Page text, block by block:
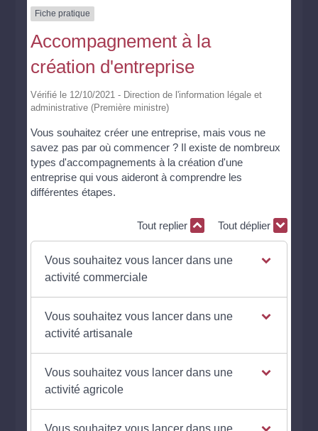
Fiche pratique
Accompagnement à la
création d'entreprise
Vérifié le 12/10/2021 - Direction de l'information légale et
administrative (Première ministre)
Vous souhaitez créer une entreprise, mais vous ne
savez pas par où commencer ? Il existe de nombreux
types d'accompagnements à la création d'une
entreprise qui vous aideront à comprendre les
différentes étapes.
Tout replier Tout déplier
Vous souhaitez vous lancer dans une
activité commerciale
Vous souhaitez vous lancer dans une
activité artisanale
Vous souhaitez vous lancer dans une
activité agricole
Vous souhaitez vous lancer dans une